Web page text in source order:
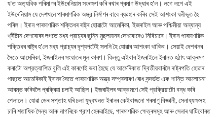
য'ত অত্যধিক পৰিমাণৰ ইউৰেনিয়াম সংৰক্ষণ কৰি ৰখাৰ প্ৰমাণ উদ্ধাৰ হ'ল। লগে লগে এই
ইউৰেনিয়াম যে দেশখনে পাৰমাণৱিক অস্ত্র নিৰ্মাণৰ বাবে ব্যৱহাৰ কৰিব সেই আশংকা ঘনীভূত হৈ
পৰিল। ইৰান পাৰমাণৱিক শক্তিধৰ ৰাষ্ট্ৰ হোৱাটো আমেৰিকা, ইজৰাইল আৰু পশ্চিমীয়া অন্যান্য
খ্ৰীষ্টান দেশবোৰৰ লগতে মধ্য প্রাচ্যৰ ছুন্নি মুছলমানৰ দেশবোৰেও নিবিচাৰে। ইৰান পাৰমাণৱিক
শক্তিধৰ ৰাষ্ট্ৰ হ'লে মধ্য প্রাচ্যৰ দৃশ্যপটেই সলনি হৈ যোৱাৰ আশংকা থাকিব। সেয়াই দেশখনৰ
সৈতে আমেৰিকা, ইজৰাইলৰ সংঘাতৰ মূল কাৰণ। কিন্তু এইবাৰ ইজৰাইলে ইৰানত হঠাৎ আক্ৰমণ
কৰাটো অপ্রত্যাশিত বুলি এই কাৰণেই ভবা হৈছে যে আমেৰিকাত দ্বিতীয়বাৰলৈ ৰাষ্ট্ৰপতি হোৱাৰ
পাছতে আমেৰিকাই ইৰানৰ সৈতে পাৰমাণৱিক অস্ত্র সম্প্ৰসাৰণ ৰোধ সন্দৰ্ভত এক শান্তি আলোচনা
আৰম্ভ কৰিবলৈ প্ৰক্ৰিয়া চলাই আছিল। ইজৰাইলৰ আক্রমণে সেই প্রক্রিয়াটো বন্ধ কৰি
পেলালে। যোৱা ডেৰ সপ্তাহ ধৰি চলা যুদ্ধখনত ইৰানৰ কেইবাজনো পৰমাণু বিজ্ঞানী, সেনাধ্যক্ষসহ
চাৰি শতাধিক সৈন্য আৰু নাগৰিকে প্রাণ হেৰুৱাইছে, পাৰমাণৱিক ক্ষেত্ৰসমূহ আৰু সেনাৰ ঘাটিবোৰত